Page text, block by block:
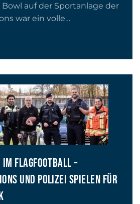
Bowl auf der Sportanlage der
war ein volle…
FLAGFOOTBALL –
UND POLIZEI SPIELEN FÜR